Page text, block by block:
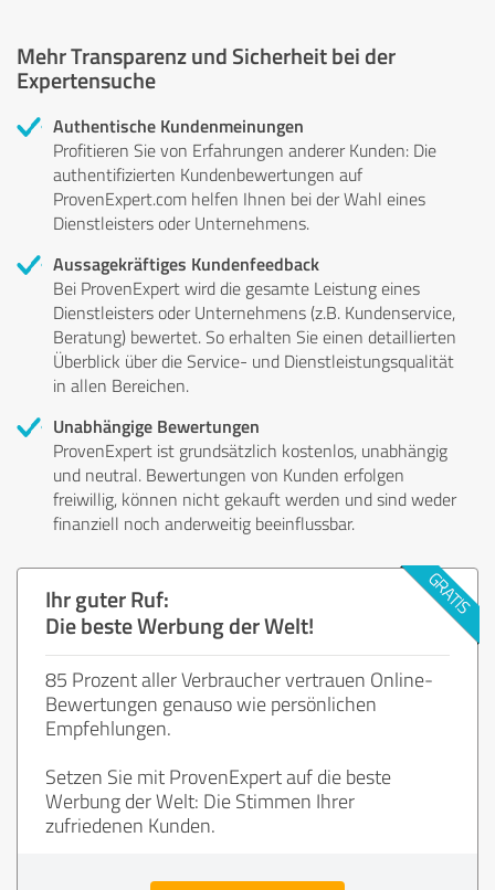
Mehr Transparenz und Sicherheit bei der
Expertensuche
Authentische Kundenmeinungen
Profitieren Sie von Erfahrungen anderer Kunden: Die
authentifizierten Kundenbewertungen auf
ProvenExpert.com helfen Ihnen bei der Wahl eines
Dienstleisters oder Unternehmens.
Aussagekräftiges Kundenfeedback
Bei ProvenExpert wird die gesamte Leistung eines
Dienstleisters oder Unternehmens (z.B. Kundenservice,
Beratung) bewertet. So erhalten Sie einen detaillierten
Überblick über die Service- und Dienstleistungsqualität
in allen Bereichen.
Unabhängige Bewertungen
ProvenExpert ist grundsätzlich kostenlos, unabhängig
und neutral. Bewertungen von Kunden erfolgen
freiwillig, können nicht gekauft werden und sind weder
finanziell noch anderweitig beeinflussbar.
Ihr guter Ruf:
Die beste Werbung der Welt!
85 Prozent aller Verbraucher vertrauen Online-
Bewertungen genauso wie persönlichen
Empfehlungen.
Setzen Sie mit ProvenExpert auf die beste
Werbung der Welt: Die Stimmen Ihrer
zufriedenen Kunden.